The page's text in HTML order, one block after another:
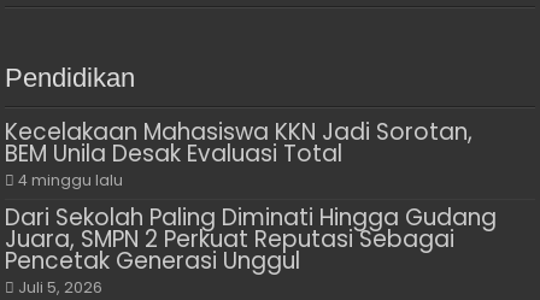
Pendidikan
Kecelakaan Mahasiswa KKN Jadi Sorotan,
BEM Unila Desak Evaluasi Total
4 minggu lalu
Dari Sekolah Paling Diminati Hingga Gudang
Juara, SMPN 2 Perkuat Reputasi Sebagai
Pencetak Generasi Unggul
Juli 5, 2026